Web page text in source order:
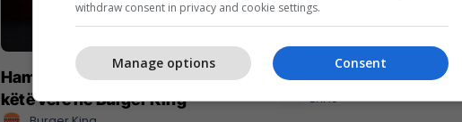
Hamburgeri ma kjut najher vjen
këtë verë në Burger King
Me ju në çdo kilometër
EXFIS
withdraw consent in privacy and cookie settings.
Consent
Manage options